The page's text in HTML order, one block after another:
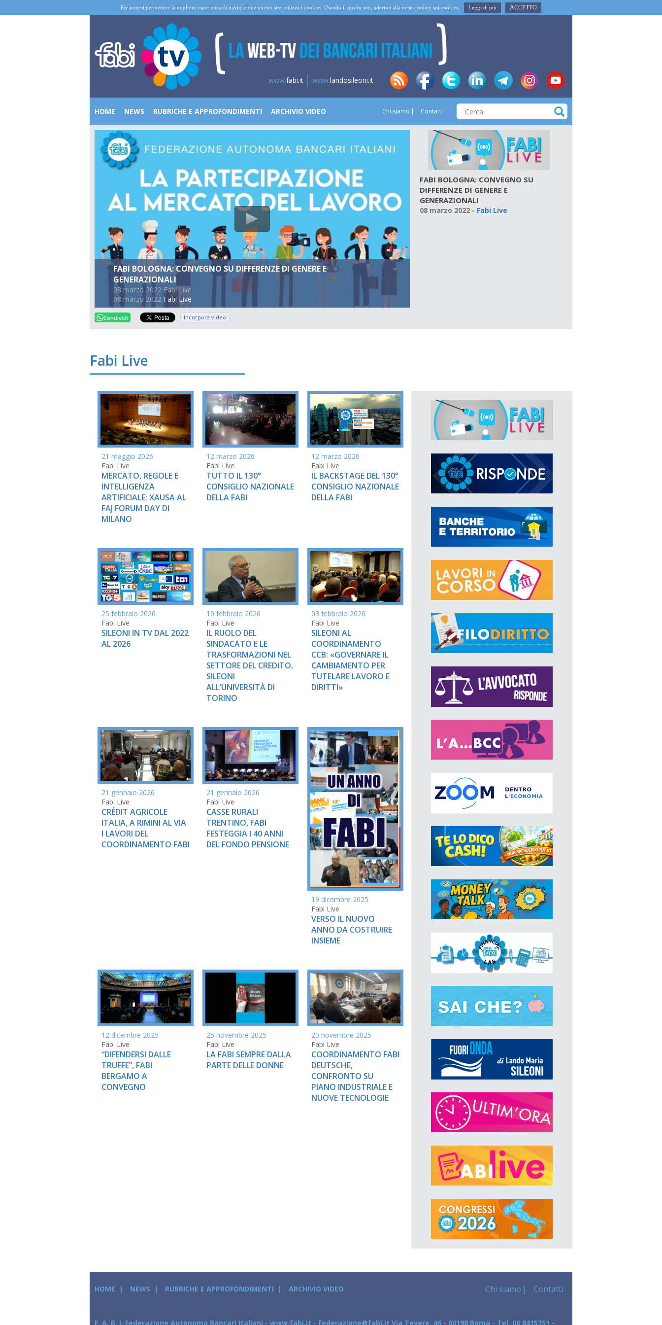
Per poterti permettere la migliore esperienza di navigazione questo sito utilizza i cookies. Usando il nostro sito, aderisci alla nostra policy sui cookies. Leggi di più ACCETTO
www.fabi.it www.landosileoni.it
HOME NEWS RUBRICHE E APPROFONDIMENTI ARCHIVIO VIDEO Chi siamo Contatti
FABI BOLOGNA: CONVEGNO SU DIFFERENZE DI GENERE E
GENERAZIONALI
08 marzo 2022 Fabi Live
08 marzo 2022 Fabi Live
FABI BOLOGNA: CONVEGNO SU
DIFFERENZE DI GENERE E
GENERAZIONALI
08 marzo 2022 - Fabi Live
Condividi Incorpora video
Fabi Live
21 maggio 2026
Fabi Live
MERCATO, REGOLE E
INTELLIGENZA
ARTIFICIALE: XAUSA AL
FAJ FORUM DAY DI
MILANO
12 marzo 2026
Fabi Live
TUTTO IL 130°
CONSIGLIO NAZIONALE
DELLA FABI
12 marzo 2026
Fabi Live
IL BACKSTAGE DEL 130°
CONSIGLIO NAZIONALE
DELLA FABI
25 febbraio 2026
Fabi Live
SILEONI IN TV DAL 2022
AL 2026
10 febbraio 2026
Fabi Live
IL RUOLO DEL
SINDACATO E LE
TRASFORMAZIONI NEL
SETTORE DEL CREDITO,
SILEONI
ALL’UNIVERSITÀ DI
TORINO
03 febbraio 2026
Fabi Live
SILEONI AL
COORDINAMENTO
CCB: «GOVERNARE IL
CAMBIAMENTO PER
TUTELARE LAVORO E
DIRITTI»
21 gennaio 2026
Fabi Live
CRÉDIT AGRICOLE
ITALIA, A RIMINI AL VIA
I LAVORI DEL
COORDINAMENTO FABI
21 gennaio 2026
Fabi Live
CASSE RURALI
TRENTINO, FABI
FESTEGGIA I 40 ANNI
DEL FONDO PENSIONE
19 dicembre 2025
Fabi Live
VERSO IL NUOVO
ANNO DA COSTRUIRE
INSIEME
12 dicembre 2025
Fabi Live
“DIFENDERSI DALLE
TRUFFE”, FABI
BERGAMO A
CONVEGNO
25 novembre 2025
Fabi Live
LA FABI SEMPRE DALLA
PARTE DELLE DONNE
20 novembre 2025
Fabi Live
COORDINAMENTO FABI
DEUTSCHE,
CONFRONTO SU
PIANO INDUSTRIALE E
NUOVE TECNOLOGIE
HOME NEWS RUBRICHE E APPROFONDIMENTI ARCHIVIO VIDEO Chi siamo Contatti
F. A. B. I. Federazione Autonoma Bancari Italiani - www.fabi.it - federazione@fabi.it Via Tevere, 46 - 00198 Roma - Tel. 06 8415751 -